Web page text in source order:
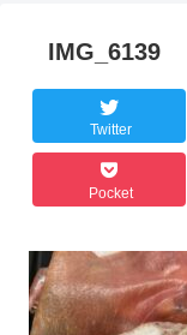
IMG_6139
Twitter
Pocket